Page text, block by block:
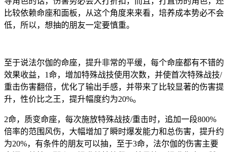
比较依赖命座和面板，从这个角度来来看，培养成本势必不会
低，所以，想抽的朋友一定要慎重。
至于说法尔伽的命座，提升非常的平缓，每个命座都有不错的
效果收益，1命，增加特殊战技使用次数，并使首次特殊战技/
重击伤害翻倍，优化了输出手感，并带来了比较显著的伤害提
升，性价比之王，提升幅度约为20%。
2命，质变命座，每次施放特殊战技/重击时，追加一段800%
倍率的范围风伤，大幅增加了瞬时爆发能力和总伤害，提升约
为20%，有条件的朋友可以抽，至于3命，法尔伽的伤害主要